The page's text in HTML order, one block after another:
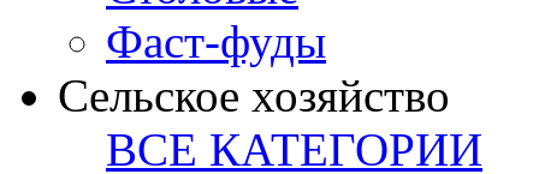
Фаст-фуды
Сельское хозяйство
ВСЕ КАТЕГОРИИ